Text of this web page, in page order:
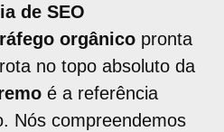
de SEO
orgânico pronta
no topo absoluto da
é a referência
Nós compreendemos